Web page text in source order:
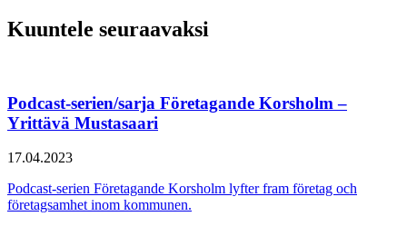
Kuuntele seuraavaksi
Podcast-serien/sarja Företagande Korsholm –
Yrittävä Mustasaari
17.04.2023
Podcast-serien Företagande Korsholm lyfter fram företag och
företagsamhet inom kommunen.